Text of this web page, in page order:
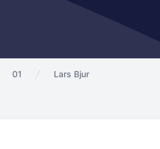
01 Lars Bjur